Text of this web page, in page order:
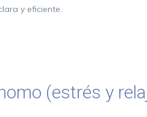
y eficiente.
(estrés y